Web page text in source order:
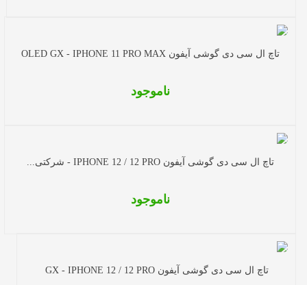
تاچ ال سی دی گوشی آیفون OLED GX - IPHONE 11 PRO MAX
ناموجود
تاچ ال سی دی گوشی آیفون IPHONE 12 / 12 PRO - شرکتی...
ناموجود
تاچ ال سی دی گوشی آیفون GX - IPHONE 12 / 12 PRO